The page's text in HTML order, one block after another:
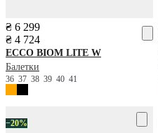
₴ 6 299
₴ 4 724
ECCO BIOM LITE W
Балетки
36 37 38 39 40 41
−20%